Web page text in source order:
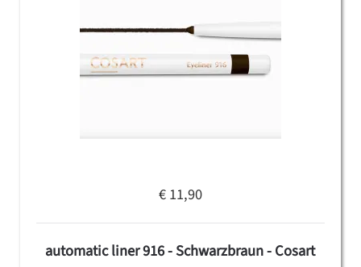
€ 11,90
automatic liner 916 - Schwarzbraun - Cosart